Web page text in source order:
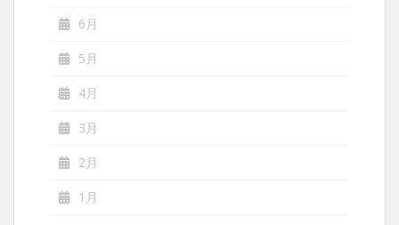
6月
5月
4月
3月
2月
1月